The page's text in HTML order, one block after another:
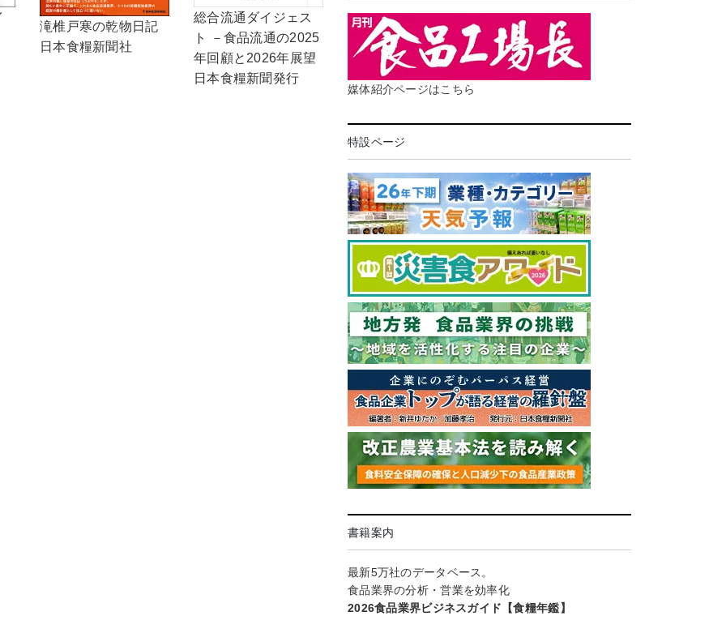
滝椎戸寒の乾物日記
日本食糧新聞社
総合流通ダイジェス
ト －食品流通の2025
年回顧と2026年展望
日本食糧新聞発行
媒体紹介ページはこちら
特設ページ
書籍案内
最新5万社のデータベース。
食品業界の分析・営業を効率化
2026食品業界ビジネスガイド【食糧年鑑】